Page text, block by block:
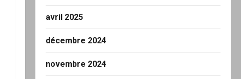
avril 2025
décembre 2024
novembre 2024